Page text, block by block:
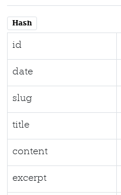
Hash
id
date
slug
title
content
excerpt